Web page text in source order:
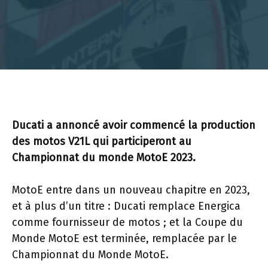
Ducati a annoncé avoir commencé la production
des motos V21L qui participeront au
Championnat du monde MotoE 2023.
MotoE entre dans un nouveau chapitre en 2023,
et à plus d’un titre : Ducati remplace Energica
comme fournisseur de motos ; et la Coupe du
Monde MotoE est terminée, remplacée par le
Championnat du Monde MotoE.